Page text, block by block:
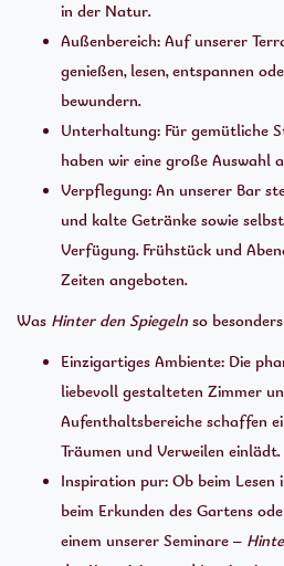
in der Natur.
Außenbereich: Auf unserer
genießen, lesen, entspannen
bewundern.
Unterhaltung: Für gemütliche
haben wir eine große Auswahl
Verpflegung: An unserer Bar
und kalte Getränke sowie
Verfügung. Frühstück und
Zeiten angeboten.
Was Hinter den Spiegeln so
Einzigartiges Ambiente: Die
liebevoll gestalteten Zimmer
Aufenthaltsbereiche schaffen
Träumen und Verweilen einlädt.
Inspiration pur: Ob beim Lesen
beim Erkunden des Gartens
einem unserer Seminare –